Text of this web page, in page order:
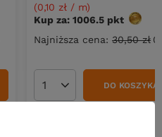
(0,10 zł / m)
Kup za: 1006.5 pkt
Najniższa cena:30,50 zł
Ilość produktówDO KOSZYKA